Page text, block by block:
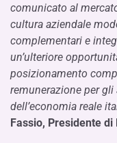
comunicato al
cultura aziendale
complementari e
un’ulteriore
posizionamento
remunerazione per
dell’economia reale
Fassio, Presidente di